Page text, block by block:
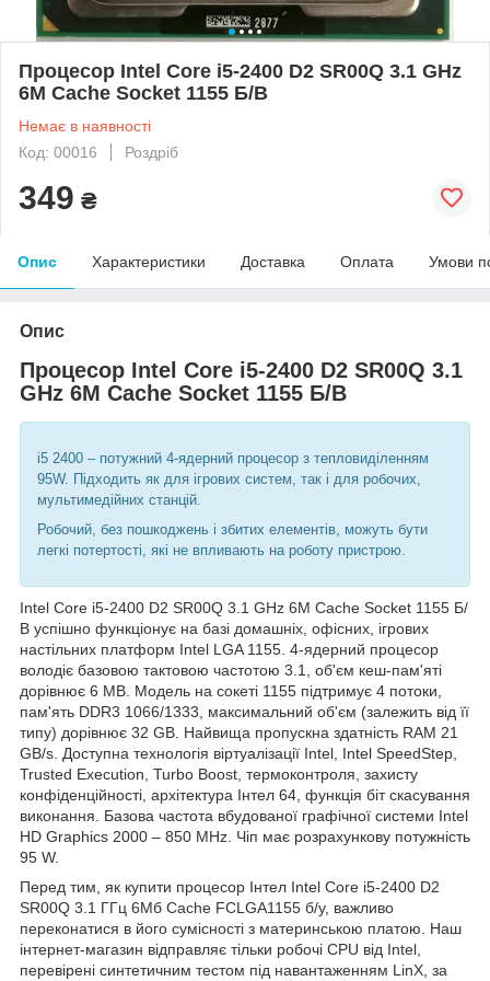
Процесор Intel Core i5-2400 D2 SR00Q 3.1 GHz
6M Cache Socket 1155 Б/В
Немає в наявності
Код: 00016
Роздріб
349 ₴
Опис Характеристики Доставка Оплата Умови
Опис
Процесор Intel Core i5-2400 D2 SR00Q 3.1
GHz 6M Cache Socket 1155 Б/В
i5 2400 – потужний 4-ядерний процесор з тепловиділенням
95W. Підходить як для ігрових систем, так і для робочих,
мультимедійних станцій.
Робочий, без пошкоджень і збитих елементів, можуть бути
легкі потертості, які не впливають на роботу пристрою.
Intel Core i5-2400 D2 SR00Q 3.1 GHz 6M Cache Socket 1155 Б/
В успішно функціонує на базі домашніх, офісних, ігрових
настільних платформ Intel LGA 1155. 4-ядерний процесор
володіє базовою тактовою частотою 3.1, об'єм кеш-пам'яті
дорівнює 6 MB. Модель на сокеті 1155 підтримує 4 потоки,
пам'ять DDR3 1066/1333, максимальний об'єм (залежить від її
типу) дорівнює 32 GB. Найвища пропускна здатність RAM 21
GB/s. Доступна технологія віртуалізації Intel, Intel SpeedStep,
Trusted Execution, Turbo Boost, термоконтроля, захисту
конфіденційності, архітектура Інтел 64, функція біт скасування
виконання. Базова частота вбудованої графічної системи Intel
HD Graphics 2000 – 850 MHz. Чіп має розрахункову потужність
95 W.
Перед тим, як купити процесор Інтел Intel Core i5-2400 D2
SR00Q 3.1 ГГц 6Мб Cache FCLGA1155 б/у, важливо
переконатися в його сумісності з материнською платою. Наш
інтернет-магазин відправляє тільки робочі CPU від Intel,
перевірені синтетичним тестом під навантаженням LinX, за